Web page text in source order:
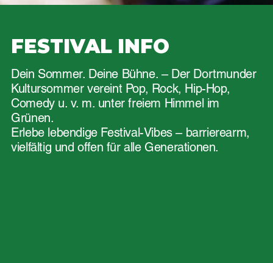
FESTIVAL INFO
Dein Sommer. Deine Bühne. – Der Dortmunder
Kultursommer vereint Pop, Rock, Hip-Hop,
Comedy u. v. m. unter freiem Himmel im
Grünen.
Erlebe lebendige Festival-Vibes – barrierearm,
vielfältig und offen für alle Generationen.